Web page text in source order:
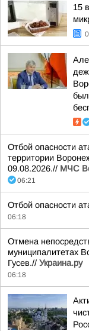
15
Отбой опасности
территории
09.08.2026.// МЧС
06:21
Отбой опасности
06:18
Отмена
муниципалитетах
Гусев.// Украина.ру
06:18